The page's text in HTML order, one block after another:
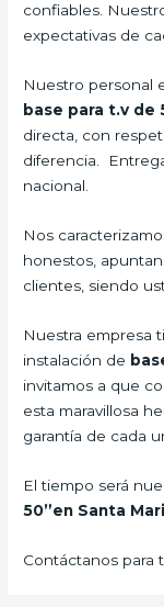
confiables.
expectativas de
Nuestro personal
base para t.v de
directa, con
diferencia.
nacional.
Nos
honestos,
clientes, siendo
Nuestra empresa
instalación de
invitamos a que
esta maravillosa
garantía de cada
El tiempo será
50”en Santa
Contáctanos para